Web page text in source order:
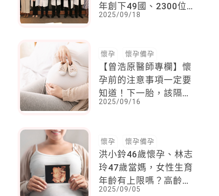
年創下49國、2300位
國際家庭的生命奇蹟，
2025/09/18
懷孕 懷孕備孕
【曾浩原醫師專欄】懷
孕前的注意事項一定要
知道！下一胎，該隔多
久？父母最關心的孕育
2025/09/16
懷孕 懷孕備孕
洪小鈴46歲懷孕、林志
玲47歲當媽，女性生育
年齡有上限嗎？高齡拚
生子先看3條件
2025/09/05